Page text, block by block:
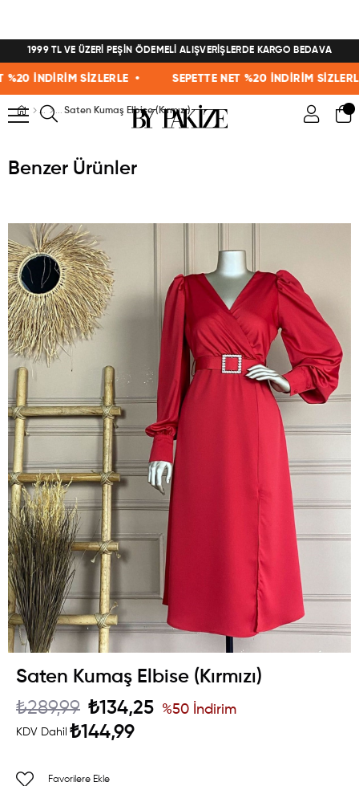
1999 TL VE ÜZERİ PEŞİN ÖDEMELİ ALIŞVERİŞLERDE KARGO BEDAVA
İNDİRİM SİZLERLE • SEPETTE NET %20 İNDİRİM SİZLERLE •
Saten Kumaş Elbise (Kırmızı)
Benzer Ürünler
Saten Kumaş Elbise (Kırmızı)
₺289,99 ₺134,25
KDV Dahil ₺144,99
%50 İndirim
Favorilere Ekle